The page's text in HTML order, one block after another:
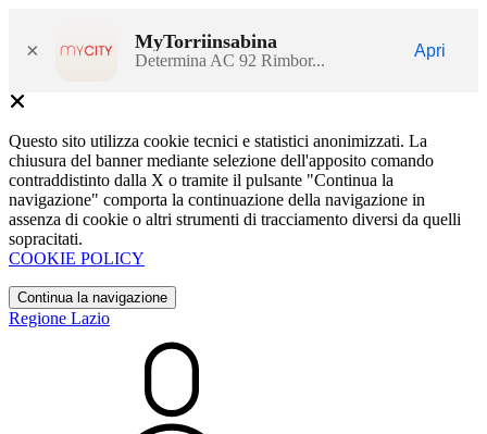
× MyTorriinsabina
Determina AC 92 Rimbor...
Apri
Questo sito utilizza cookie tecnici e statistici anonimizzati. La
chiusura del banner mediante selezione dell'apposito comando
contraddistinto dalla X o tramite il pulsante "Continua la
navigazione" comporta la continuazione della navigazione in
assenza di cookie o altri strumenti di tracciamento diversi da quelli
sopracitati.
COOKIE POLICY
Continua la navigazione
Regione Lazio